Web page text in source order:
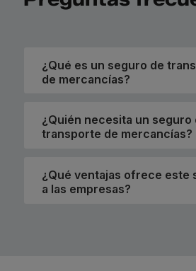
¿Qué es un seguro de
de mercancías?
¿Quién necesita un seguro
transporte de mercancías?
¿Qué ventajas ofrece este
a las empresas?